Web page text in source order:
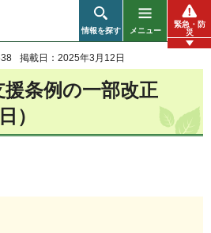
情報を探す メニュー
緊急・防
災
掲載日：2025年3月12日
条例の一部改正
）